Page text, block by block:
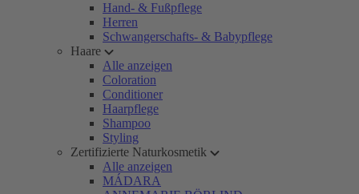
Hand- & Fußpflege
Herren
Schwangerschafts- & Babypflege
Haare
Alle anzeigen
Coloration
Conditioner
Haarpflege
Shampoo
Styling
Zertifizierte Naturkosmetik
Alle anzeigen
MÁDARA